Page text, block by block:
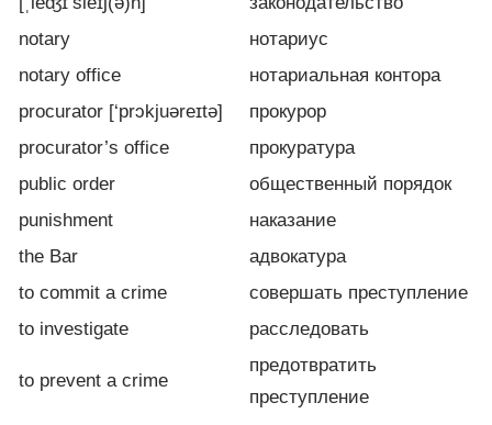
notary
нотариус
notary office
нотариальная контора
procurator [‘prɔkjuəreɪtə]
прокурор
procurator’s office
прокуратура
public order
общественный порядок
punishment
наказание
the Bar
адвокатура
to commit a crime
совершать преступление
to investigate
расследовать
to prevent a crime
предотвратить
преступление